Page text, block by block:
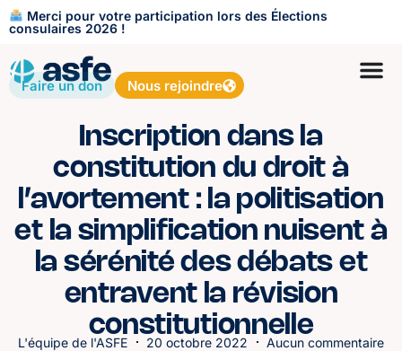
Merci pour votre participation lors des Élections
consulaires 2026 !
Faire un don Nous rejoindre
Inscription dans la
constitution du droit à
l’avortement : la politisation
et la simplification nuisent à
la sérénité des débats et
entravent la révision
constitutionnelle
L'équipe de l'ASFE 20 octobre 2022 Aucun commentaire